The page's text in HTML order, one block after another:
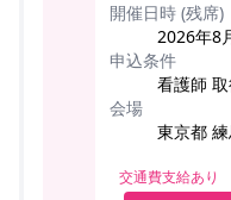
開催日時 (残席)
2026年8
申込条件
看護師
会場
東京都
交通費支給あり